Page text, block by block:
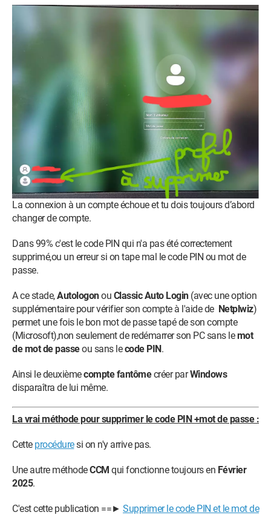
La connexion à un compte échoue et tu dois toujours d’abord
changer de compte.
Dans 99% c'est le code PIN qui n'a pas été correctement
supprimé,ou un erreur si on tape mal le code PIN ou mot de
passe.
A ce stade,Autologonou Classic Auto Login (avec une option
supplémentaire pour vérifier son compte à l'aide de Netplwiz)
permet une fois le bon mot de passe tapé de son compte
(Microsoft),non seulement de redémarrer son PC sans lemot
de mot de passeou sans lecode PIN.
Ainsi le deuxièmecompte fantômecréer parWindows
disparaîtra de lui même.
La vrai méthode pour supprimer le code PIN +mot de passe :
Cette procéduresi on n'y arrive pas.
Une autre méthodeCCM qui fonctionne toujours en Février
2025.
C'est cette publication ==► Supprimer le code PIN et le mot de